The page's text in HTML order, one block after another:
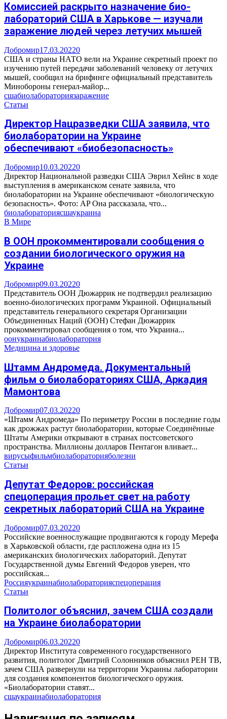
Комиссией раскрыто назначение био-
лабораторий США в Харькове — изучали
заражение людей через летучих мышей
Добромир17.03.20220
США и страны НАТО вели на Украине секретный проект по
изучению путей передачи заболеваний человеку от летучих
мышей, сообщил на брифинге официальный представитель
Минобороны генерал-майор...
сшабиолабораториязаражение
Статьи
Директор Нацразведки США заявила, что
биолаборатории на Украине
обеспечивают «биобезопасность»
Добромир10.03.20220
Директор Национальной разведки США Эврил Хейнс в ходе
выступления в американском сенате заявила, что
биолаборатории на Украине обеспечивают «биологическую
безопасность». Фото: AP Она рассказала, что...
биолабораториясшаукраина
В Мире
В ООН прокомментировали сообщения о
создании биологического оружия на
Украине
Добромир09.03.20220
Представитель ООН Дюжаррик не подтвердил реализацию
военно-биологических программ Украиной. Официальный
представитель генерального секретаря Организации
Объединенных Наций (ООН) Стефан Дюжаррик
прокомментировал сообщения о том, что Украина...
оонукраинабиолаборатория
Медицина и здоровье
Штамм Андромеда. Документальный
фильм о биолабораториях США, Аркадия
Мамонтова
Добромир07.03.20220
«Штамм Андромеда» По периметру России в последние годы
как дрожжах растут биолаборатории, которые Соединённые
Штаты Америки открывают в странах постсоветского
пространства. Миллионы долларов Пентагон вливает...
вирусыфильмбиолабораторияболезни
Статьи
Депутат Федоров: российская
спецоперация прольет свет на работу
секретных лабораторий США на Украине
Добромир07.03.20220
Российские военнослужащие продвигаются к городу Мерефа
в Харьковской области, где распложена одна из 15
американских биологических лабораторий. Депутат
Государственной думы Евгений Федоров уверен, что
российская...
Россияукраинабиолабораторияспецоперация
Статьи
Политолог объяснил, зачем США создали
на Украине биолаборатории
Добромир06.03.20220
Директор Института современного государственного
развития, политолог Дмитрий Солонников объяснил РЕН ТВ,
зачем США развернули на территории Украины лаборатории
для создания компонентов биологического оружия.
«Биолаборатории ставят...
сшаукраинабиолаборатория